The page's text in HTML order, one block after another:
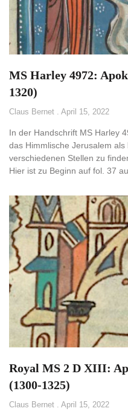
MS Harley 4972:
1320)
Claus Bernet April 15, 2022
In der Handschrift MS Harley
das Himmlische Jerusalem
verschiedenen Stellen zu
Hier ist zu Beginn auf fol. 37
Royal MS 2 D XIII:
(1300-1325)
Claus Bernet April 15, 2022